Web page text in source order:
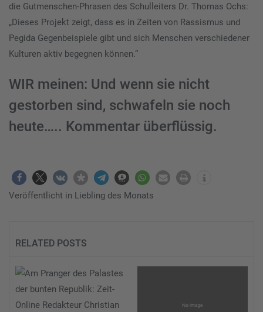
die Gutmenschen-Phrasen des Schulleiters Dr. Thomas Ochs:
„Dieses Projekt zeigt, dass es in Zeiten von Rassismus und
Pegida Gegenbeispiele gibt und sich Menschen verschiedener
Kulturen aktiv begegnen können.“
WIR meinen: Und wenn sie nicht
gestorben sind, schwafeln sie noch
heute….. Kommentar überflüssig.
Veröffentlicht in Liebling des Monats
RELATED POSTS